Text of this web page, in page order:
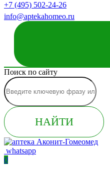
+7 (495) 502-24-26
info@aptekahomeo.ru
Поиск по сайту
НАЙТИ
whatsapp
0